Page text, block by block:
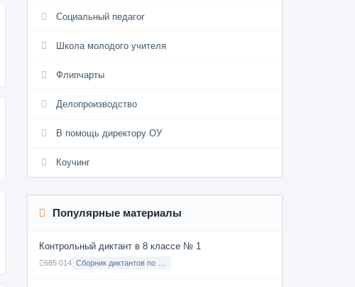
Социальный педагог
Школа молодого учителя
Флипчарты
Делопроизводство
В помощь директору ОУ
Коучинг
Популярные материалы
Контрольный диктант в 8 классе № 1
685 014